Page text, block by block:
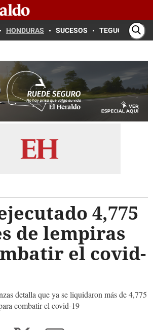
HONDURAS SUCESOS TEGUCIGALPA
4,775
de lempiras
el covid-
detalla que ya se liquidaron más de 4,775
combatir el covid-19